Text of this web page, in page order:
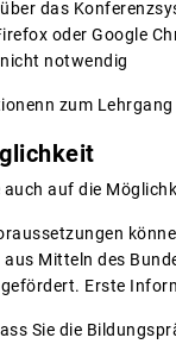
das
oder Google
notwendig
zum
auch auf die
Mitteln des
Erste
Sie die